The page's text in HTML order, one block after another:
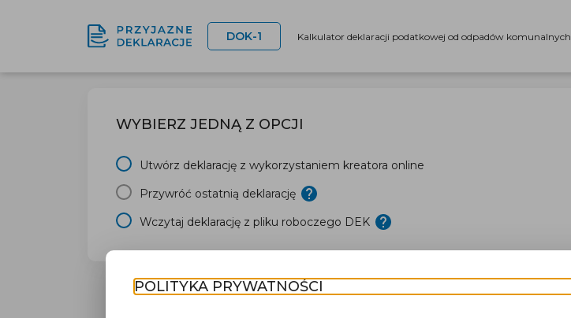
DOK-1 Kalkulator deklaracji podatkowej od odpadów komunalnych
WYBIERZ JEDNĄ Z OPCJI
Utwórz deklarację z wykorzystaniem kreatora online
Przywróć ostatnią deklarację
Wczytaj deklarację z pliku roboczego DEK
POLITYKA PRYWATNOŚCI